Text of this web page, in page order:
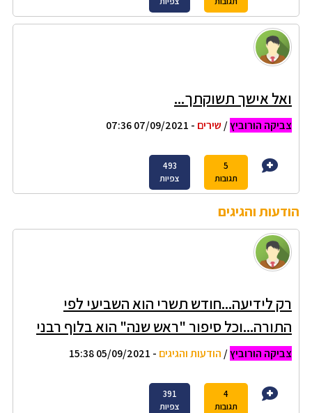
ואל אישך תשוקתך...
צביקה הורוביץ/ שירים - 07/09/2021 07:36
5
תגובות
493
צפיות
הודעות והגיגים
רק לידיעה...חודש תשרי הוא השביעי לפי
התורה...וכל סיפור "ראש שנה" הוא בלוף רבני
צביקה הורוביץ/ הודעות והגיגים - 05/09/2021 15:38
4
תגובות
391
צפיות